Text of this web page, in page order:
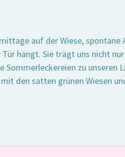
auf der Wiese, spontane
hängt. Sie trägt uns nicht
Sommerleckereien zu unseren
den satten grünen Wiesen